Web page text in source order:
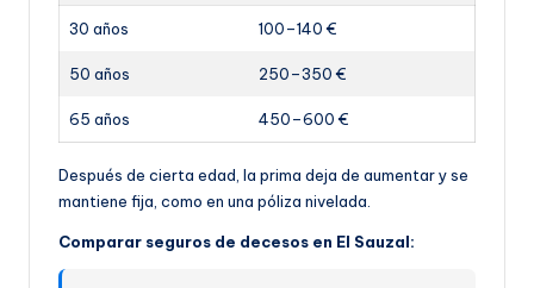
30 años 100–140 €
50 años 250–350 €
65 años 450–600 €
Después de cierta edad, la prima deja de aumentar y se
mantiene fija, como en una póliza nivelada.
Comparar seguros de decesos en El Sauzal: